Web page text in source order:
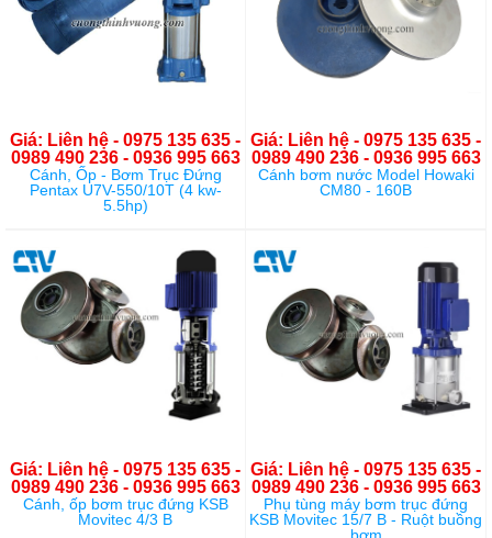
Giá: Liên hệ - 0975 135 635 -
0989 490 236 - 0936 995 663
Cánh, Ốp - Bơm Trục Đứng
Pentax U7V-550/10T (4 kw-
5.5hp)
Giá: Liên hệ - 0975 135 635 -
0989 490 236 - 0936 995 663
Cánh bơm nước Model Howaki
CM80 - 160B
Giá: Liên hệ - 0975 135 635 -
0989 490 236 - 0936 995 663
Cánh, ốp bơm trục đứng KSB
Movitec 4/3 B
Giá: Liên hệ - 0975 135 635 -
0989 490 236 - 0936 995 663
Phụ tùng máy bơm trục đứng
KSB Movitec 15/7 B - Ruột buồng